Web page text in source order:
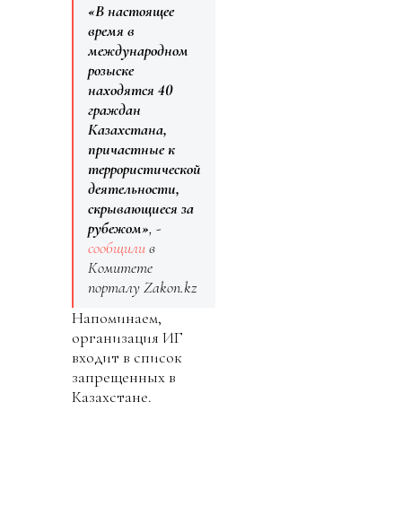
«В настоящее
время в
международном
розыске
находятся 40
граждан
Казахстана,
причастные к
террористической
деятельности,
скрывающиеся за
рубежом», -
сообщилив
Комитете
порталу Zakon.kz
Напоминаем,
организация ИГ
входит в список
запрещенных в
Казахстане.